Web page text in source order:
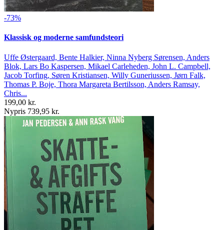
-73%
Klassisk og moderne samfundsteori
Uffe Østergaard, Bente Halkier, Ninna Nyberg Sørensen, Anders
Blok, Lars Bo Kaspersen, Mikael Carleheden, John L. Campbell,
Jacob Torfing, Søren Kristiansen, Willy Guneriussen, Jørn Falk,
Thomas P. Boje, Thora Margareta Bertilsson, Anders Ramsay,
Chris...
199,00 kr.
Nypris 739,95 kr.